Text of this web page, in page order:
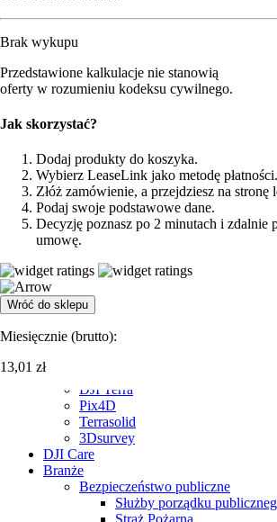
DJI Dock 3
Akumulatory
Moduły i modemy
Obiektywy
Karty pamięci
Ładowarki i stacje ładujące
Śmigła
Kamery i sensory
Zenmuse L3
Zenmuse L2
Zenmuse P1
Zenmuse H20
Zenmuse H20N
Zenmuse H20T
Zenmuse H30
Oprogramowanie
DJI Terra
Pix4D
Terrasolid
3Dsurvey
DJI Care
Branże
Bezpieczeństwo publiczne
Służby porządku
Straż Pożarna
Brak wykupu
Przedstawione kalkulacje nie stanowią
oferty w rozumieniu kodeksu cywilnego.
Jak skorzystać?
Dodaj produkty do koszyka.
Wybierz LeaseLink jako metodę płatności.
Złóż zamówienie, a przejdziesz na stronę
Podaj swoje podstawowe dane.
Decyzję poznasz po 2 minutach i zdalnie
umowę.
Wróć do sklepu
Miesięcznie (brutto):
13,01 zł